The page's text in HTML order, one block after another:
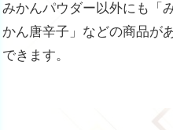
みかんパウダー以外にも「
かん唐辛子」などの商品が
できます。